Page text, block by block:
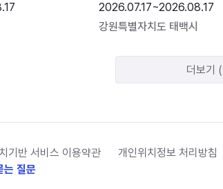
2026.07.17~2026.08.17
강원특별자치도 태백시
더보기
기반 서비스 이용약관 개인위치정보 처리방침
는 질문